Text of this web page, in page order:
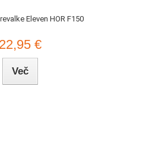
Eleven HOR F150
22,95 €
Več